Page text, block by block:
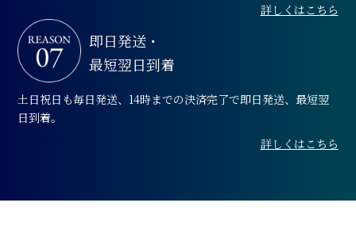
詳しくはこちら
即日発送・
最短翌日到着
土日祝日も毎日発送、14時までの決済完了で即日発送、最短翌
日到着。
詳しくはこちら